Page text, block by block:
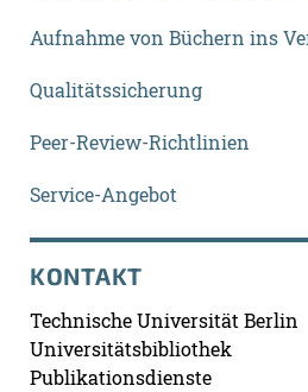
Aufnahme von Büchern ins
Qualitätssicherung
Peer-Review-Richtlinien
Service-Angebot
KONTAKT
Technische Universität Berlin
Universitätsbibliothek
Publikationsdienste